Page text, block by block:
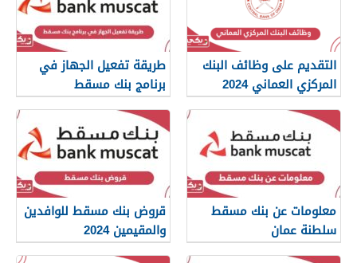
التقديم على وظائف البنك
المركزي العماني 2024
طريقة تفعيل الجهاز في
برنامج بنك مسقط
معلومات عن بنك مسقط
سلطنة عمان
قروض بنك مسقط للوافدين
والمقيمين 2024